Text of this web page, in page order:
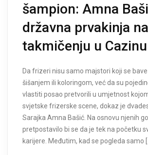
šampion: Amna
državna prvakinja na
takmičenju u Cazinu
Da frizeri nisu samo majstori koji se
šišanjem ili koloringom, već da su
vlastiti posao pretvorili u umjetnost
svjetske frizerske scene, dokaz je
Sarajka Amna Bašić. Na osnovu njenih
pretpostavilo bi se da je tek na početku
karijere. Međutim, kad se pogleda samo